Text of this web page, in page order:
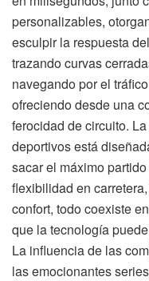
personalizables,
esculpir la respuesta
trazando curvas
navegando por el
ofreciendo desde una
ferocidad de circuito.
deportivos está
sacar el máximo
flexibilidad en
confort, todo coexiste
que la tecnología
La influencia de las
las emocionantes